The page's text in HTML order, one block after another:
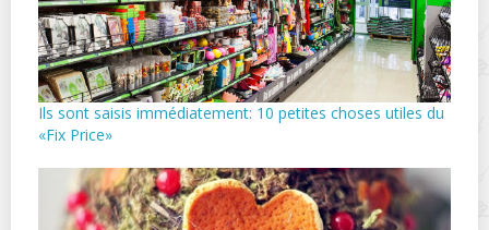
Ils sont saisis immédiatement: 10 petites choses utiles du
«Fix Price»